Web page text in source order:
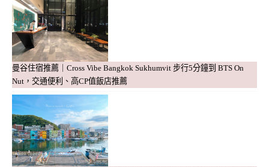
曼谷住宿推薦｜Cross Vibe Bangkok Sukhumvit 步行5分鐘到 BTS On
Nut，交通便利、高CP值飯店推薦